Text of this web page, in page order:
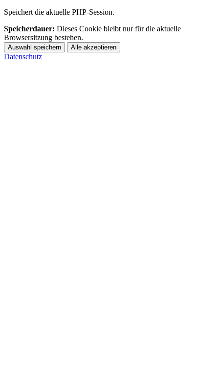
Speichert die aktuelle PHP-Session.
Speicherdauer: Dieses Cookie bleibt nur für die aktuelle
Browsersitzung bestehen.
Auswahl speichern Alle akzeptieren
Datenschutz